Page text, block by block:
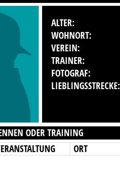
ALTER:
WOHNORT:
VEREIN:
TRAINER:
FOTOGRAF:
LIEBLINGSSTRECKE:
ODER TRAINING
ORT